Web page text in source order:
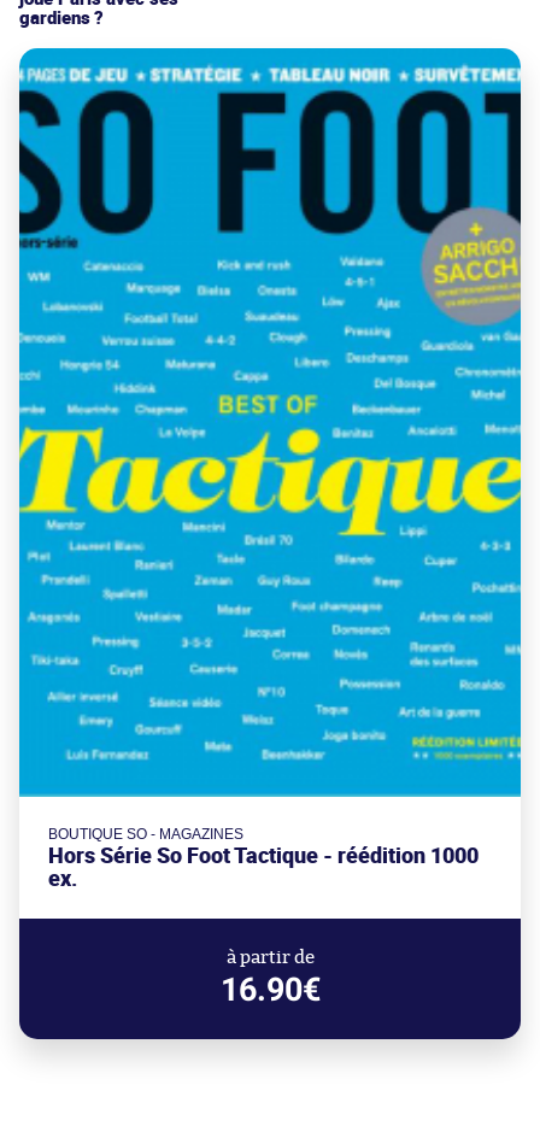
gardiens ?
BOUTIQUE SO - MAGAZINES
Hors Série So Foot Tactique - réédition 1000
ex.
à partir de
16.90€